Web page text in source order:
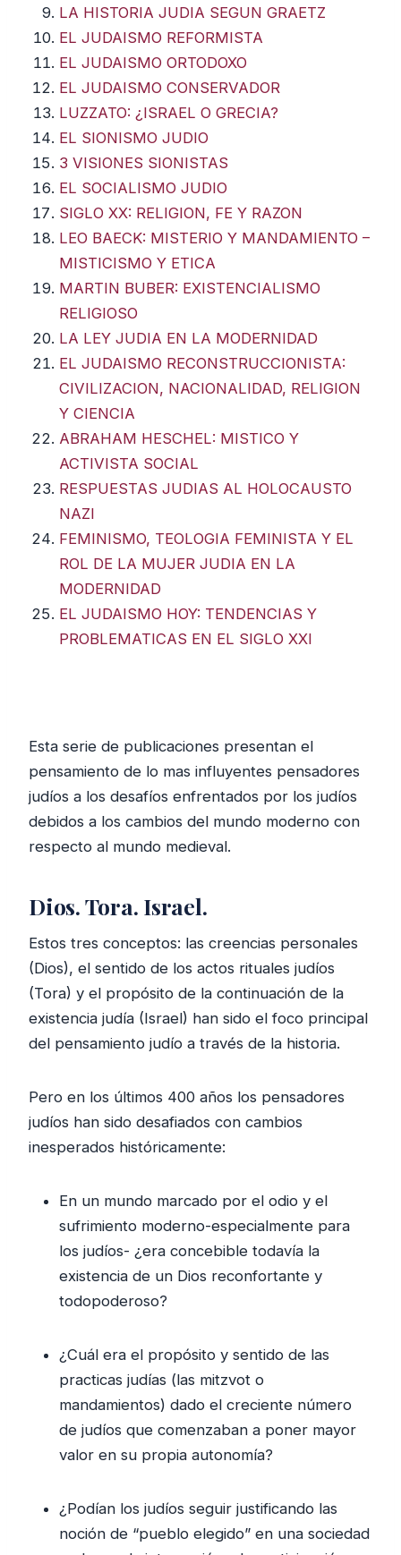
LA HISTORIA JUDIA SEGUN GRAETZ
EL JUDAISMO REFORMISTA
EL JUDAISMO ORTODOXO
EL JUDAISMO CONSERVADOR
LUZZATO: ¿ISRAEL O GRECIA?
EL SIONISMO JUDIO
3 VISIONES SIONISTAS
EL SOCIALISMO JUDIO
SIGLO XX: RELIGION, FE Y RAZON
LEO BAECK: MISTERIO Y MANDAMIENTO –
MISTICISMO Y ETICA
MARTIN BUBER: EXISTENCIALISMO
RELIGIOSO
LA LEY JUDIA EN LA MODERNIDAD
EL JUDAISMO RECONSTRUCCIONISTA:
CIVILIZACION, NACIONALIDAD, RELIGION
Y CIENCIA
ABRAHAM HESCHEL: MISTICO Y
ACTIVISTA SOCIAL
RESPUESTAS JUDIAS AL HOLOCAUSTO
NAZI
FEMINISMO, TEOLOGIA FEMINISTA Y EL
ROL DE LA MUJER JUDIA EN LA
MODERNIDAD
EL JUDAISMO HOY: TENDENCIAS Y
PROBLEMATICAS EN EL SIGLO XXI
Esta serie de publicaciones presentan el
pensamiento de lo mas influyentes pensadores
judíos a los desafíos enfrentados por los judíos
debidos a los cambios del mundo moderno con
respecto al mundo medieval.
Dios. Tora. Israel.
Estos tres conceptos: las creencias personales
(Dios), el sentido de los actos rituales judíos
(Tora) y el propósito de la continuación de la
existencia judía (Israel) han sido el foco principal
del pensamiento judío a través de la historia.
Pero en los últimos 400 años los pensadores
judíos han sido desafiados con cambios
inesperados históricamente:
En un mundo marcado por el odio y el
sufrimiento moderno-especialmente para
los judíos- ¿era concebible todavía la
existencia de un Dios reconfortante y
todopoderoso?
¿Cuál era el propósito y sentido de las
practicas judías (las mitzvot o
mandamientos) dado el creciente número
de judíos que comenzaban a poner mayor
valor en su propia autonomía?
¿Podían los judíos seguir justificando las
noción de “pueblo elegido” en una sociedad